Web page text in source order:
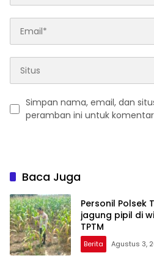
Simpan nama, email, dan
peramban ini untuk
Baca Juga
Personil Polsek
jagung pipil di
TPTM
Berita Agustus 3,